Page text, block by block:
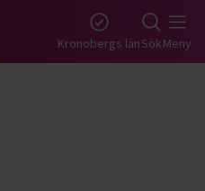
Kronobergs länSökMeny